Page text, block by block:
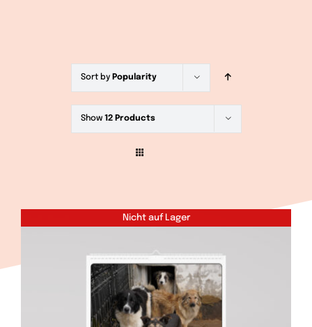
Sort by Popularity
Show 12 Products
Nicht auf Lager